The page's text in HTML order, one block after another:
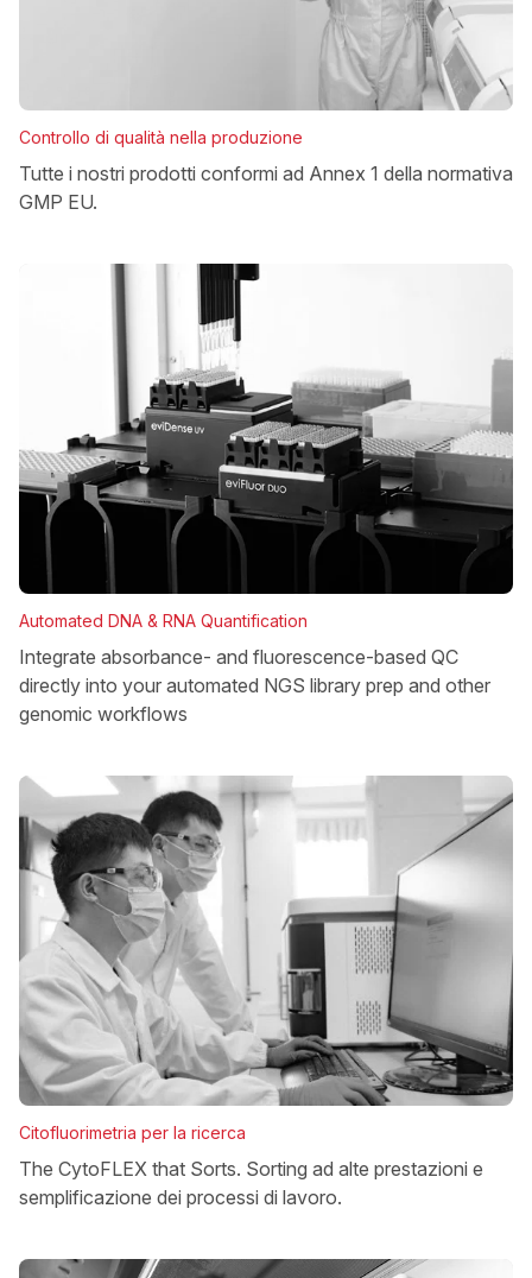
Controllo di qualità nella produzione
Tutte i nostri prodotti conformi ad Annex 1 della normativa
GMP EU.
Automated DNA & RNA Quantification
Integrate absorbance- and fluorescence-based QC
directly into your automated NGS library prep and other
genomic workflows
Citofluorimetria per la ricerca
The CytoFLEX that Sorts. Sorting ad alte prestazioni e
semplificazione dei processi di lavoro.